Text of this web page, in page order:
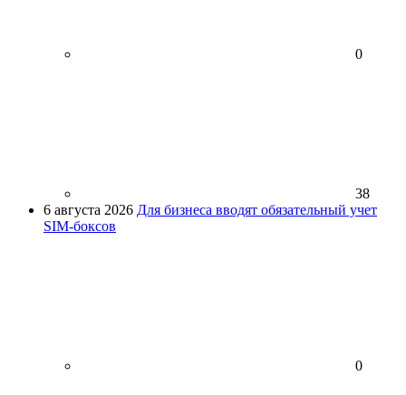
0
38
6 августа 2026 Для бизнеса вводят обязательный учет
SIM-боксов
0